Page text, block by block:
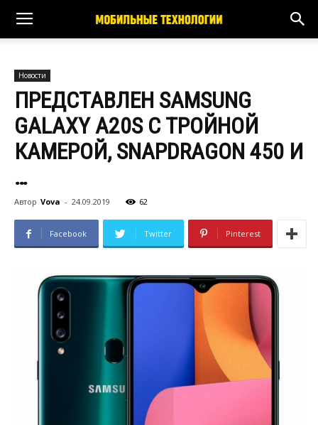
Новости
ПРЕДСТАВЛЕН SAMSUNG
GALAXY A20S С ТРОЙНОЙ
КАМЕРОЙ, SNAPDRAGON 450 И
…
Автор Vova - 24.09.2019 62
Facebook Twitter Pinterest